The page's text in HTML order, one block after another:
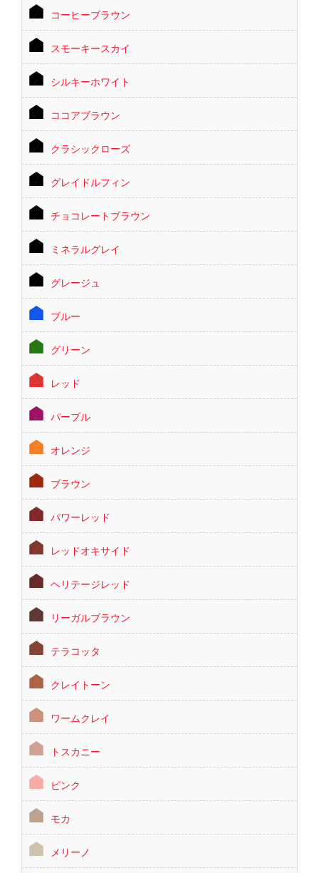
コーヒーブラウン
スモーキースカイ
シルキーホワイト
ココアブラウン
クラシックローズ
グレイドルフィン
チョコレートブラウン
ミネラルグレイ
グレージュ
ブルー
グリーン
レッド
パープル
オレンジ
ブラウン
パワーレッド
レッドオキサイド
ヘリテージレッド
リーガルブラウン
テラコッタ
クレイトーン
ワームクレイ
トスカニー
ピンク
モカ
メリーノ